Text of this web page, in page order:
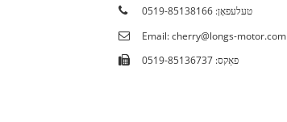
טעלעפאָן: 0519-85138166
Email: cherry@longs-motor.com
פאַקס: 0519-85136737